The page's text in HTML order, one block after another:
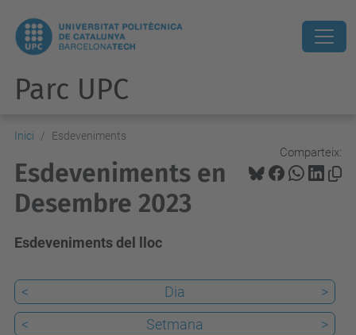
Parc UPC
Inici Esdeveniments
Comparteix:
Esdeveniments en
Desembre 2023
Esdeveniments del lloc
< Dia
>
<
Setmana
>